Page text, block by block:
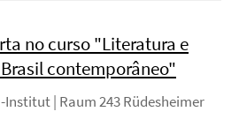
no curso "Literatura e
contemporâneo"
| Raum 243 Rüdesheimer